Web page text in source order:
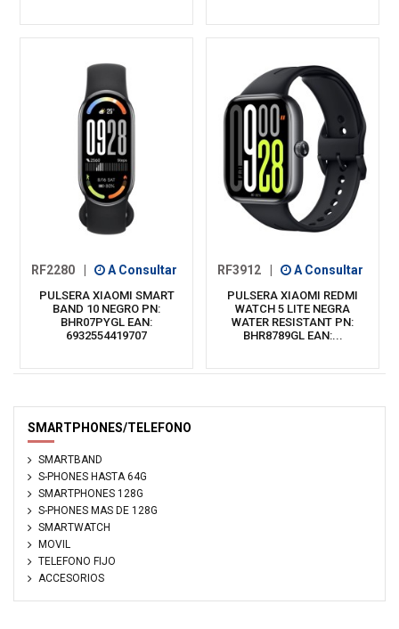
RF2280 A Consultar
PULSERA XIAOMI SMART
BAND 10 NEGRO PN:
BHR07PYGL EAN:
6932554419707
RF3912 A Consultar
PULSERA XIAOMI REDMI
WATCH 5 LITE NEGRA
WATER RESISTANT PN:
BHR8789GL EAN:...
SMARTPHONES/TELEFONO
SMARTBAND
S-PHONES HASTA 64G
SMARTPHONES 128G
S-PHONES MAS DE 128G
SMARTWATCH
MOVIL
TELEFONO FIJO
ACCESORIOS